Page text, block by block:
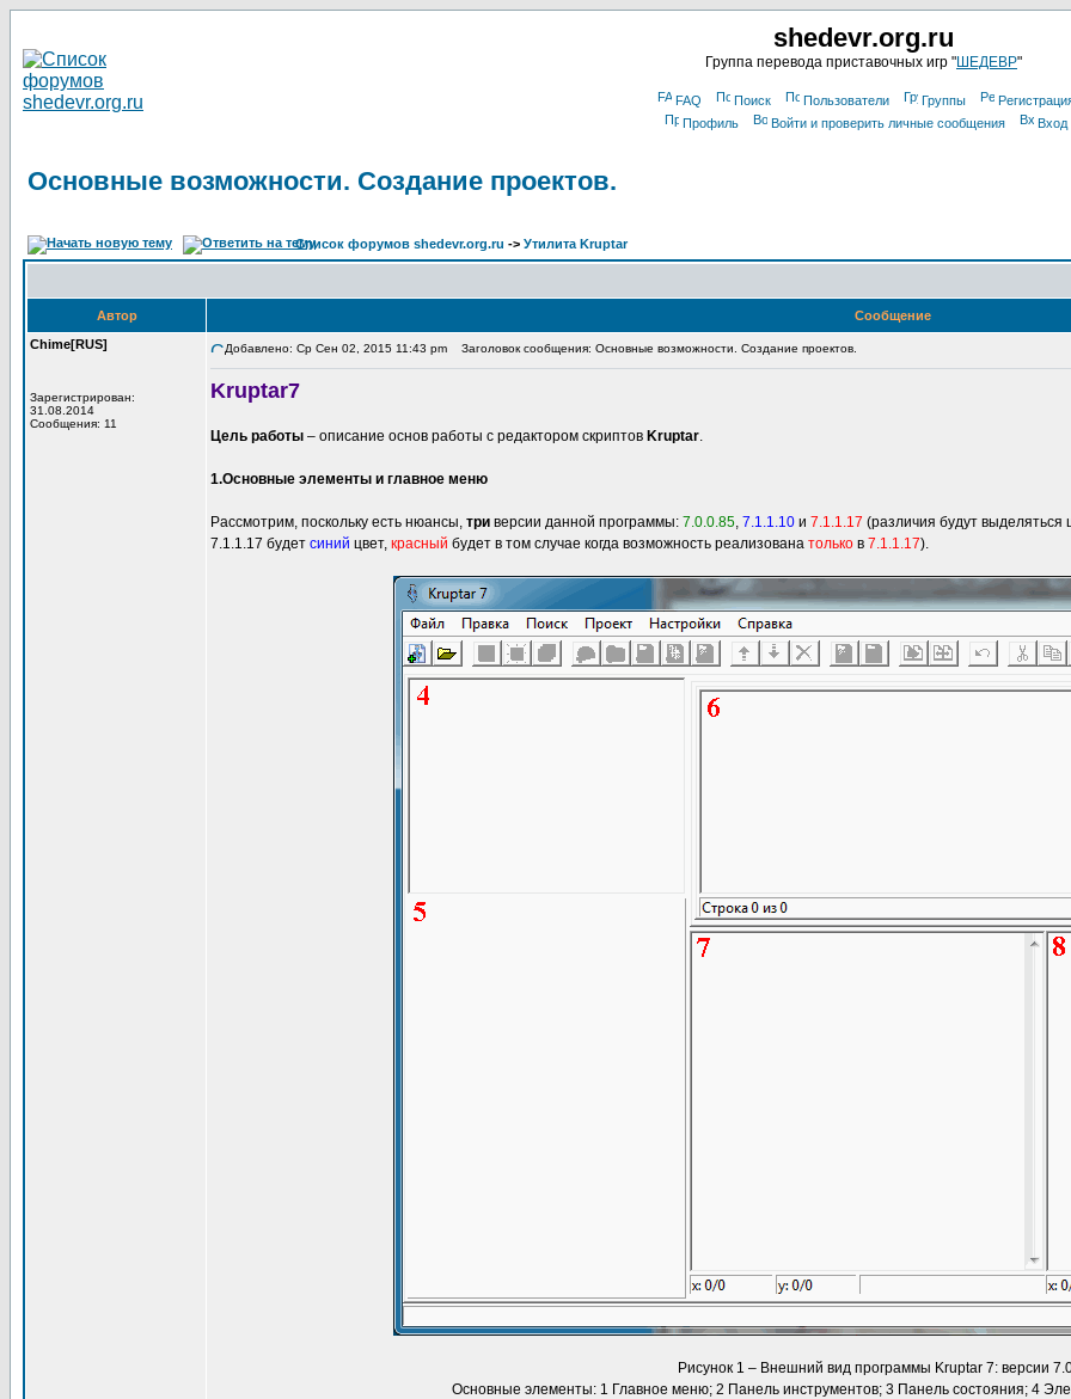
shedevr.org.ru
Группа перевода приставочных игр "ШЕДЕВР"
FAQ Поиск Пользователи Группы
Профиль
Войти и проверить личные сообщения Вход
Основные возможности. Создание проектов.
Список форумов shedevr.org.ru -> Утилита Kruptar
Автор
Сообщение
Chime[RUS]
Зарегистрирован:
31.08.2014
Сообщения: 11
Добавлено: Ср Сен 02, 2015 11:43 pm Заголовок сообщения: Основные возможности. Создание проектов.
Kruptar7
Цель работы – описание основ работы с редактором скриптов Kruptar.
1.Основные элементы и главное меню
Рассмотрим, поскольку есть нюансы, три версии данной программы: 7.0.0.85, 7.1.1.10 и 7.1.1.17 (различия будут выделяться
7.1.1.17 будет синий цвет, красный будет в том случае когда возможность реализована только в 7.1.1.17).
Рисунок 1 – Внешний вид программы Kruptar 7: версии
Основные элементы: 1 Главное меню; 2 Панель инструментов; 3 Панель состояния; 4